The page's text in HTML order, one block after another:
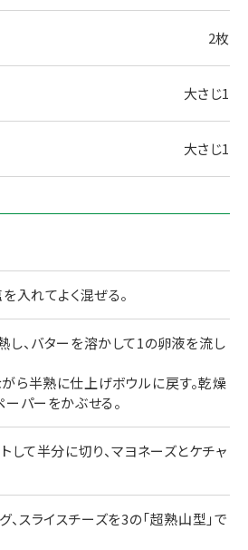
2枚
大さじ1
大さじ1
入れてよく混ぜる。
し、バターを溶かして1の卵液を流し
ら半熟に仕上げボウルに戻す。乾燥
ーパーをかぶせる。
して半分に切り、マヨネーズとケチャ
、スライスチーズを3の「超熟山型」で